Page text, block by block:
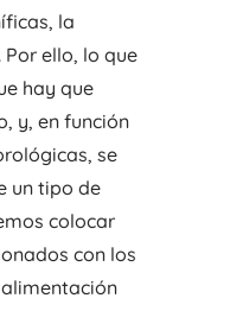
la
ello, lo que
hay que
y, en función
se
un tipo de
colocar
con los